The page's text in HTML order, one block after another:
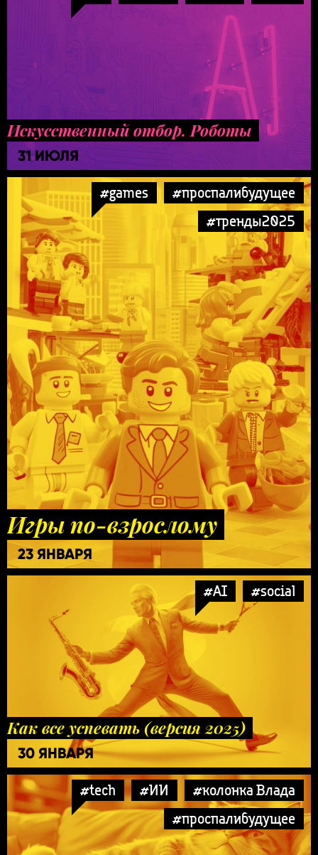
Искусственный отбор. Роботы
31 ИЮЛЯ
#games
#проспалибудущее
#тренды2025
Игры по-взрослому
23 ЯНВАРЯ
#AI #social
Как все успевать (версия 2025)
30 ЯНВАРЯ
#tech #ИИ
#колонка Влада
#проспалибудущее